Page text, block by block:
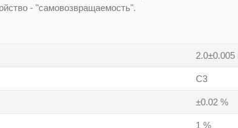
- "самовозвращаемость".
C3
±0.02 %
1 %